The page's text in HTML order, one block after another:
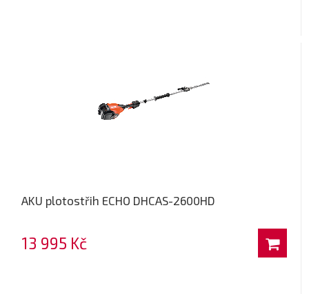
AKU plotostřih ECHO DHCAS-2600HD
13 995 Kč